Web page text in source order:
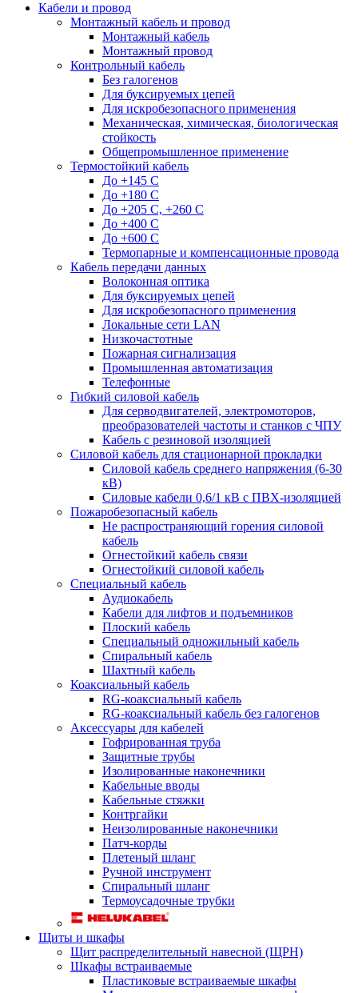
Кабели и провод
Монтажный кабель и провод
Монтажный кабель
Монтажный провод
Контрольный кабель
Без галогенов
Для буксируемых цепей
Для искробезопасного применения
Механическая, химическая, биологическая
стойкость
Общепромышленное применение
Термостойкий кабель
До +145 С
До +180 C
До +205 С, +260 С
До +400 C
До +600 С
Термопарные и компенсационные провода
Кабель передачи данных
Волоконная оптика
Для буксируемых цепей
Для искробезопасного применения
Локальные сети LAN
Низкочастотные
Пожарная сигнализация
Промышленная автоматизация
Телефонные
Гибкий силовой кабель
Для серводвигателей, электромоторов,
преобразователей частоты и станков с ЧПУ
Кабель с резиновой изоляцией
Силовой кабель для стационарной прокладки
Силовой кабель среднего напряжения (6-30
кВ)
Силовые кабели 0,6/1 кВ с ПВХ-изоляцией
Пожаробезопасный кабель
Не распространяющий горения силовой
кабель
Огнестойкий кабель связи
Огнестойкий силовой кабель
Специальный кабель
Аудиокабель
Кабели для лифтов и подъемников
Плоский кабель
Специальный одножильный кабель
Спиральный кабель
Шахтный кабель
Коаксиальный кабель
RG-коаксиальный кабель
RG-коаксиальный кабель без галогенов
Аксессуары для кабелей
Гофрированная труба
Защитные трубы
Изолированные наконечники
Кабельные вводы
Кабельные стяжки
Контргайки
Неизолированные наконечники
Патч-корды
Плетеный шланг
Ручной инструмент
Спиральный шланг
Термоусадочные трубки
Щиты и шкафы
Щит распределительный навесной (ЩРН)
Шкафы встраиваемые
Пластиковые встраиваемые шкафы